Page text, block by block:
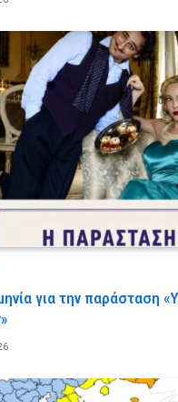
για την παράσταση